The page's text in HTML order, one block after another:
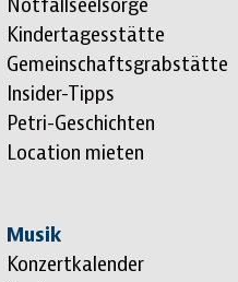
Notfallseelsorge
Kindertagesstätte
Gemeinschaftsgrabstätte
Insider-Tipps
Petri-Geschichten
Location mieten
Musik
Konzertkalender